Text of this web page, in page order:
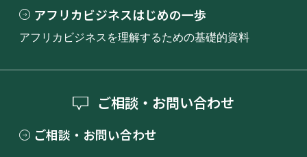
アフリカビジネスはじめの一歩
アフリカビジネスを理解するための基礎的資料
ご相談・お問い合わせ
ご相談・お問い合わせ